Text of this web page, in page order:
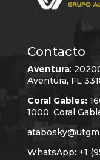
Contacto
Aventura:
Aventura, FL
Coral Gables:
1000, Coral
WhatsApp: +1